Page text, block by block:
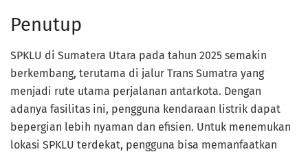
Penutup
SPKLU di Sumatera Utara pada tahun 2025 semakin
berkembang, terutama di jalur Trans Sumatra yang
menjadi rute utama perjalanan antarkota. Dengan
adanya fasilitas ini, pengguna kendaraan listrik dapat
bepergian lebih nyaman dan efisien. Untuk menemukan
lokasi SPKLU terdekat, pengguna bisa memanfaatkan